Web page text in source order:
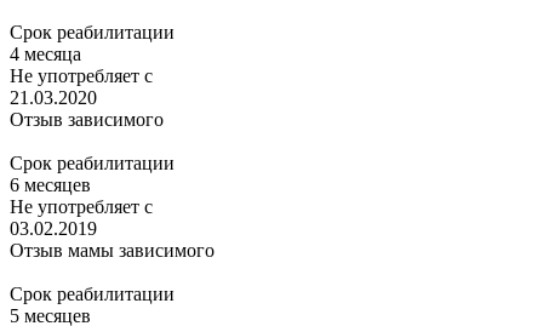
Срок реабилитации
4 месяца
Не употребляет с
21.03.2020
Отзыв зависимого
Срок реабилитации
6 месяцев
Не употребляет с
03.02.2019
Отзыв мамы зависимого
Срок реабилитации
5 месяцев